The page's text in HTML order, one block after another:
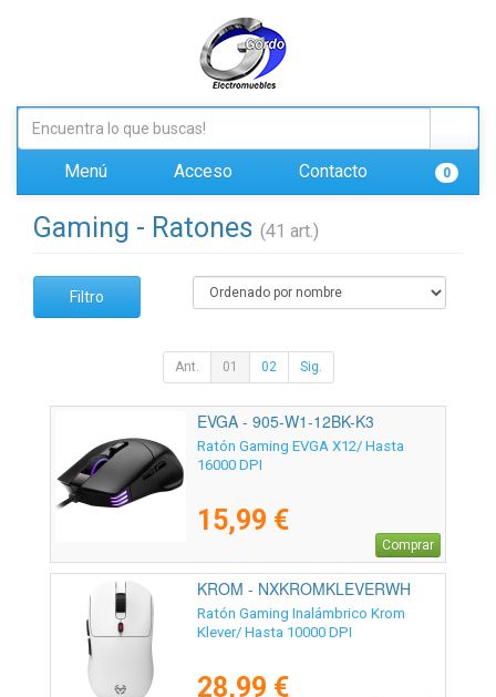
Menú Acceso Contacto 0
Gaming - Ratones (41 art.)
Filtro
Ant. 01 02 Sig.
EVGA - 905-W1-12BK-K3
Ratón Gaming EVGA X12/ Hasta
16000 DPI
15,99 €
Comprar
KROM - NXKROMKLEVERWH
Ratón Gaming Inalámbrico Krom
Klever/ Hasta 10000 DPI
28,99 €